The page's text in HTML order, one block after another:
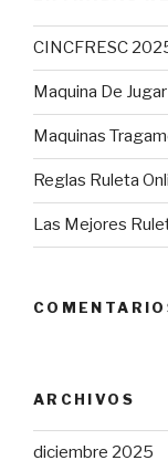
CINCFRESC
Maquina De
Maquinas
Reglas Ruleta
Las Mejores
ARCHIVOS
diciembre 2025